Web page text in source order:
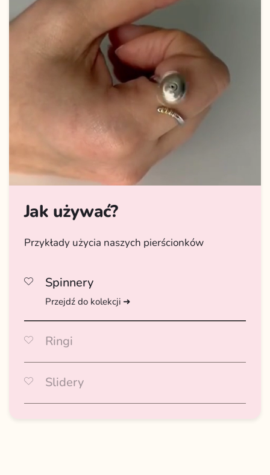
Jak używać?
Przykłady użycia naszych pierścionków
Spinnery
Przejdź do kolekcji ➜
Ringi
Slidery